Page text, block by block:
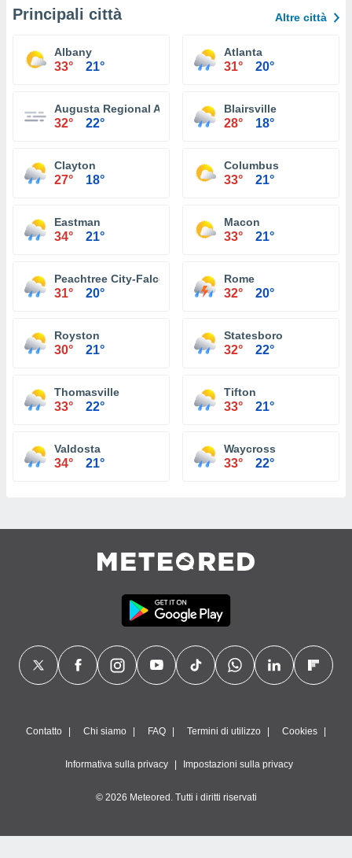
Principali città Altre città
Albany
33° 21°
Atlanta
31° 20°
Augusta Regional Airport
32° 22°
Blairsville
28° 18°
Clayton
27° 18°
Columbus
33° 21°
Eastman
34° 21°
Macon
33° 21°
Peachtree City-Falcon Field Atlanta
31° 20°
Rome
32° 20°
Royston
30° 21°
Statesboro
32° 22°
Thomasville
33° 22°
Tifton
33° 21°
Valdosta
34° 21°
Waycross
33° 22°
Contatto Chi siamo FAQ Termini di utilizzo Cookies
Informativa sulla privacy Impostazioni sulla privacy
© 2026 Meteored. Tutti i diritti riservati